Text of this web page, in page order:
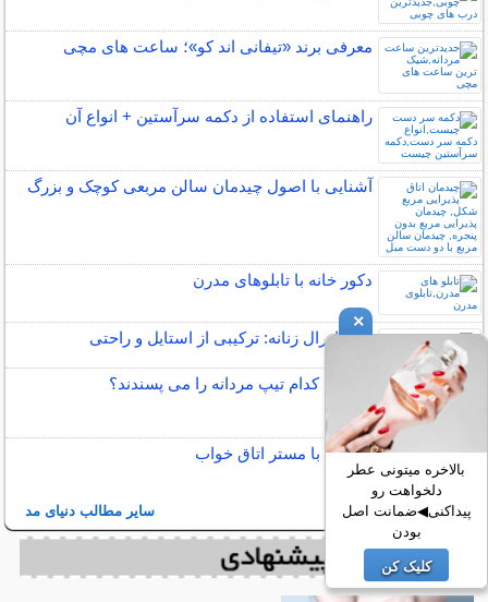
معرفی برند «تیفانی اند کو»؛ ساعت های مچی
راهنمای استفاده از دکمه سرآستین + انواع آن
آشنایی با اصول چیدمان سالن مربعی کوچک و بزرگ
دکور خانه با تابلوهای مدرن
مدل اورال زنانه: ترکیبی از استایل و راحتی
خانم ها کدام تیپ مردانه را می پسندند؟
آشنایی با مستر اتاق خواب
سایر مطالب دنیای مد
×
بالاخره میتونی عطر
دلخواهت رو
پیداکنی◀ضمانت اصل
بودن
کلیک کن